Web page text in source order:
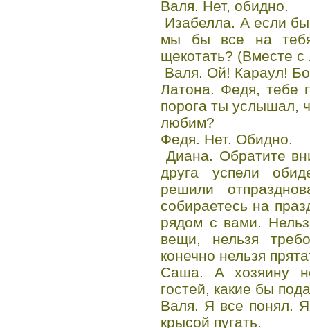
Валя. Нет, обидно.
Изабелла. А если
мы бы все на тебя
щекотать? (Вместе
Валя. Ой! Караул!
Латона. Федя, тебе
порога ты услышал,
любим?
Федя. Нет. Обидно.
Диана. Обратите
друга успели
решили
собираетесь на
рядом с вами.
вещи, нельзя
конечно нельзя
Саша. А хозяину
гостей, какие бы
Валя. Я все понял.
крысой пугать.